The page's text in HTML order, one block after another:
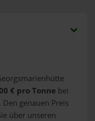
€ pro Tonne bei
genauen Preis
über unseren